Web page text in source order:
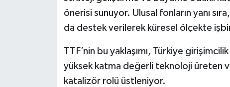
önerisi sunuyor. Ulusal fonların yanı
da destek verilerek küresel ölçekte
TTF’nin bu yaklaşımı, Türkiye
yüksek katma değerli teknoloji üreten
katalizör rolü üstleniyor.